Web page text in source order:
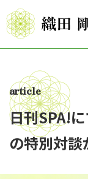
article
日刊SPA!
の特別対